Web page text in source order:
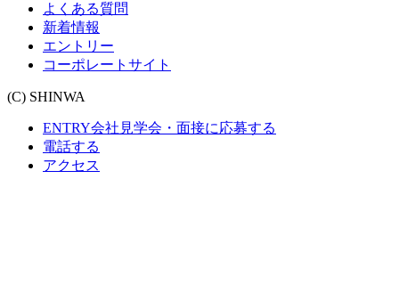
よくある質問
新着情報
エントリー
コーポレートサイト
(C) SHINWA
ENTRY会社見学会・面接に応募する
電話する
アクセス